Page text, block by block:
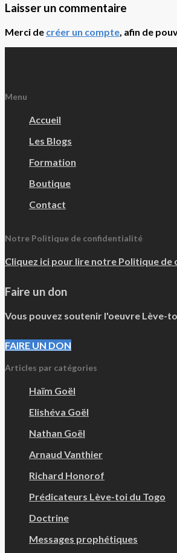
Laisser un commentaire
Merci de créer un compte , afin de
Menu
Accueil
Les Blogs
Formation
Boutique
Contact
Notre Politique de confidentialité
Cliquez ici pour lire notre Politique
Faire un don
Vous pouvez soutenir l'oeuvre Lève-
FAIRE UN DON
Articles par catégories
Haïm Goël
Elishéva Goël
Nathan Goël
Arnaud Vanthier
Richard Honorof
Prédicateurs Lève-toi du Togo
Doctrine
Messages prophétiques